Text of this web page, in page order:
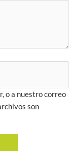
o a nuestro correo
son